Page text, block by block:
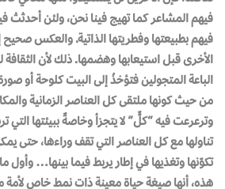
فيهم المشاعر كما تهيج فينا نحن، ولئن أحدثتْ
فيهم بطبيعتها وفطريتها الذاتية. والعكس صحيح
الأخرى قبل استيعابها وهضمها. ذلك لأن
الباعة المتجولين فتؤخذُ إلى البيت كلوحة أو
من حيث كونها ملتقى كل العناصر الزمانية
وترعرعت فيه “كلٌّ” لا يتجزأ وخاصةٌ ببيئتها التي
تناولها مع كل العناصر التي تقف وراءها، حتى
تكوّنها وتغذيها في إطار يربط فيما بينها… وأول ما
هذه، أنها صيغة حياة معينة ذات نمط خاص لأمة